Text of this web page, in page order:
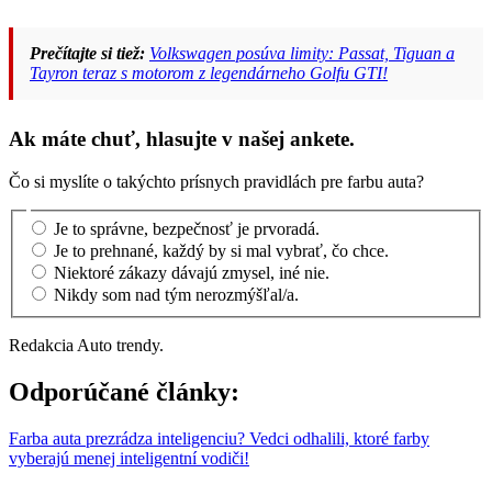
Prečítajte si tiež: Volkswagen posúva limity: Passat, Tiguan a
Tayron teraz s motorom z legendárneho Golfu GTI!
Ak máte chuť, hlasujte v našej ankete.
Čo si myslíte o takýchto prísnych pravidlách pre farbu auta?
Je to správne, bezpečnosť je prvoradá.
Je to prehnané, každý by si mal vybrať, čo chce.
Niektoré zákazy dávajú zmysel, iné nie.
Nikdy som nad tým nerozmýšľal/a.
Redakcia Auto trendy.
Odporúčané články:
Farba auta prezrádza inteligenciu? Vedci odhalili, ktoré farby
vyberajú menej inteligentní vodiči!